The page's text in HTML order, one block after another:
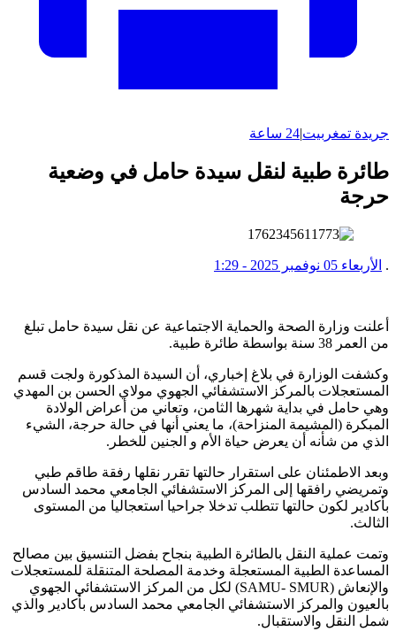
جريدة تمغربيت|24 ساعة
طائرة طبية لنقل سيدة حامل في وضعية
حرجة
. الأربعاء 05 نوفمبر 2025 - 1:29
أعلنت وزارة الصحة والحماية الاجتماعية عن نقل سيدة حامل تبلغ
من العمر 38 سنة بواسطة طائرة طبية.
وكشفت الوزارة في بلاغ إخباري، أن السيدة المذكورة ولجت قسم
المستعجلات بالمركز الاستشفائي الجهوي مولاي الحسن بن المهدي
وهي حامل في بداية شهرها الثامن، وتعاني من أعراض الولادة
المبكرة (المشيمة المنزاحة)، ما يعني أنها في حالة حرجة، الشيء
الذي من شأنه أن يعرض حياة الأم و الجنين للخطر.
وبعد الاطمئنان على استقرار حالتها تقرر نقلها رفقة طاقم طبي
وتمريضي رافقها إلى المركز الاستشفائي الجامعي محمد السادس
بأكادير لكون حالتها تتطلب تدخلا جراحيا استعجاليا من المستوى
الثالث.
وتمت عملية النقل بالطائرة الطبية بنجاح بفضل التنسيق بين مصالح
المساعدة الطبية المستعجلة وخدمة المصلحة المتنقلة للمستعجلات
والإنعاش (SAMU- SMUR) لكل من المركز الاستشفائي الجهوي
بالعيون والمركز الاستشفائي الجامعي محمد السادس بأكادير والذي
شمل النقل والاستقبال.